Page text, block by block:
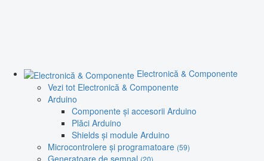
Electronică & Componente
Vezi tot Electronică & Componente
Arduino
Componente și accesorii Arduino
Plăci Arduino
Shields și module Arduino
Microcontrolere și programatoare (59)
Generatoare de semnal (20)